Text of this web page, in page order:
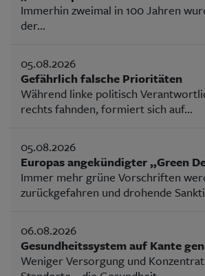
Immerhin zweimal in 100 Jahren
der...
05.08.2026
Gefährlich falsche Prioritäten
Während linke politisch
rechts fahnden, formiert sich auf...
05.08.2026
Europas angekündigter „Green
Immer mehr grüne Vorschriften
zurückgefahren und drohende
06.08.2026
Gesundheitssystem auf Kante
Weniger Versorgung und